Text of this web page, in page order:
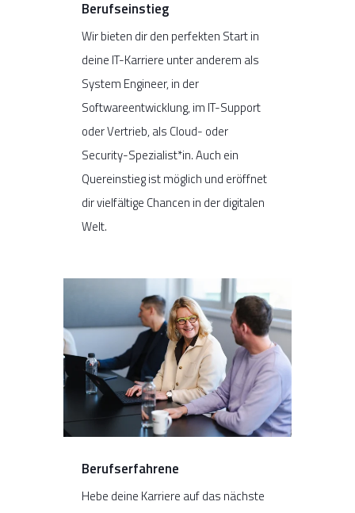
Berufseinstieg
Wir bieten dir den perfekten Start in
deine IT-Karriere unter anderem als
System Engineer, in der
Softwareentwicklung, im IT-Support
oder Vertrieb, als Cloud- oder
Security-Spezialist*in. Auch ein
Quereinstieg ist möglich und eröffnet
dir vielfältige Chancen in der digitalen
Welt.
Berufserfahrene
Hebe deine Karriere auf das nächste